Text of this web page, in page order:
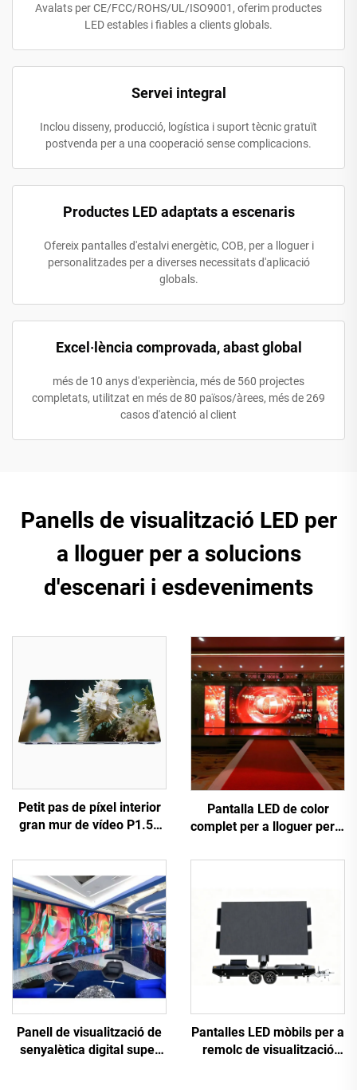
Avalats per CE/FCC/ROHS/UL/ISO9001, oferim productes
LED estables i fiables a clients globals.
Servei integral
Inclou disseny, producció, logística i suport tècnic gratuït
postvenda per a una cooperació sense complicacions.
Productes LED adaptats a escenaris
Ofereix pantalles d'estalvi energètic, COB, per a lloguer i
personalitzades per a diverses necessitats d'aplicació
globals.
Excel·lència comprovada, abast global
més de 10 anys d'experiència, més de 560 projectes
completats, utilitzat en més de 80 països/àrees, més de 269
casos d'atenció al client
Panells de visualització LED per
a lloguer per a solucions
d'escenari i esdeveniments
Petit pas de píxel interior
gran mur de vídeo P1.56
de visualització per a
cinema domèstic
Pantalla LED de color
complet per a lloguer per a
a pantalla LED mòbil de
Panell de visualització de
senyalètica digital super
Pantalles LED mòbils per a
remolc de visualització